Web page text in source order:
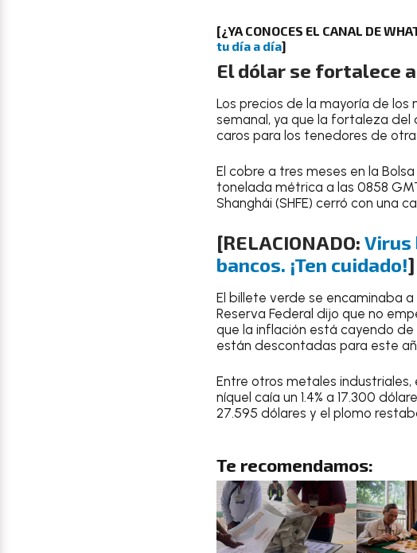
[¿YA CONOCES EL CANAL DE
tu día a día]
El dólar se fortalece
Los precios de la mayoría de
semanal, ya que la fortaleza
caros para los tenedores de
El cobre a tres meses en la
tonelada métrica a las 0858
Shanghái (SHFE) cerró con una
[RELACIONADO: Virus
bancos. ¡Ten cuidado!]
El billete verde se encaminaba
Reserva Federal dijo que no
que la inflación está cayendo
están descontadas para este
Entre otros metales industriales,
níquel caía un 1.4% a 17.300
27.595 dólares y el plomo
Te recomendamos: